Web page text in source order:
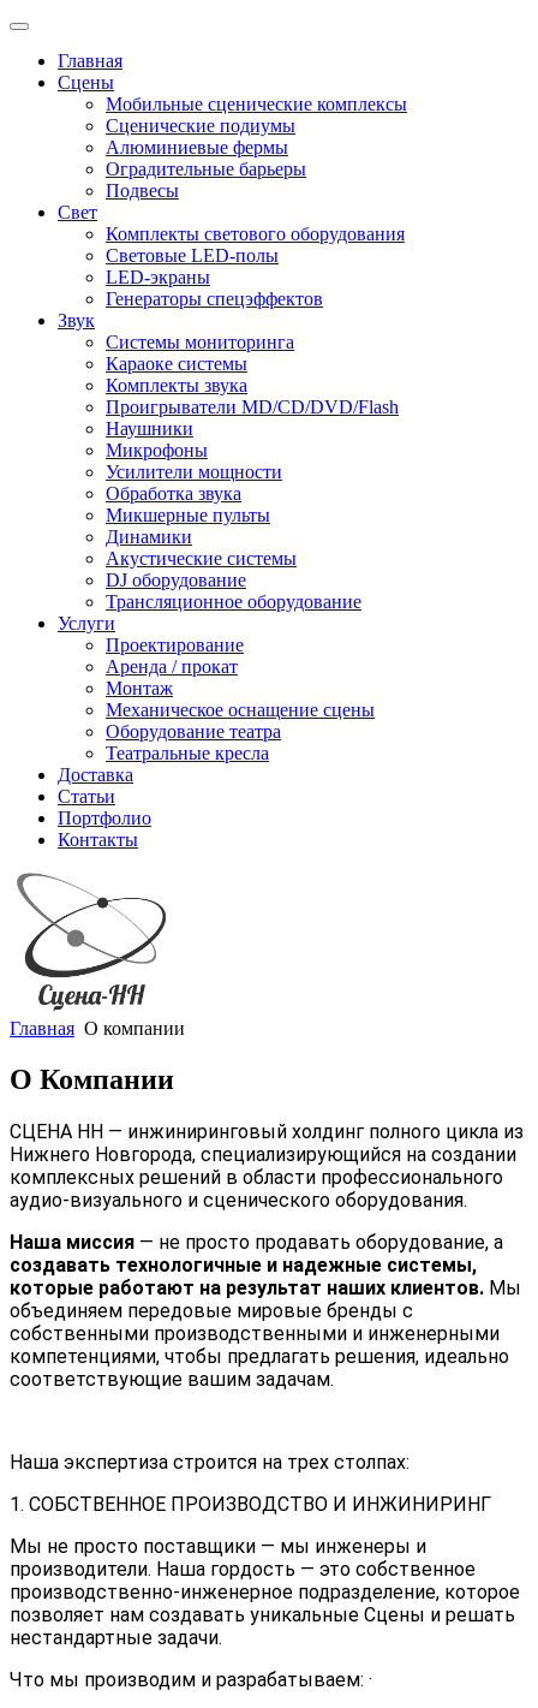
Главная
Сцены
Мобильные сценические комплексы
Сценические подиумы
Алюминиевые фермы
Оградительные барьеры
Подвесы
Свет
Комплекты светового оборудования
Световые LED-полы
LED-экраны
Генераторы спецэффектов
Звук
Системы мониторинга
Караоке системы
Комплекты звука
Проигрыватели MD/CD/DVD/Flash
Наушники
Микрофоны
Усилители мощности
Обработка звука
Микшерные пульты
Динамики
Акустические системы
DJ оборудование
Трансляционное оборудование
Услуги
Проектирование
Аренда / прокат
Монтаж
Механическое оснащение сцены
Оборудование театра
Театральные кресла
Доставка
Статьи
Портфолио
Контакты
Главная О компании
О Компании
СЦЕНА НН — инжиниринговый холдинг полного цикла из
Нижнего Новгорода, специализирующийся на создании
комплексных решений в области профессионального
аудио-визуального и сценического оборудования.
Наша миссия — не просто продавать оборудование, а
создавать технологичные и надежные системы,
которые работают на результат наших клиентов. Мы
объединяем передовые мировые бренды с
собственными производственными и инженерными
компетенциями, чтобы предлагать решения, идеально
соответствующие вашим задачам.
Наша экспертиза строится на трех столпах:
1. СОБСТВЕННОЕ ПРОИЗВОДСТВО И ИНЖИНИРИНГ
Мы не просто поставщики — мы инженеры и
производители. Наша гордость — это собственное
производственно-инженерное подразделение, которое
позволяет нам создавать уникальные Сцены и решать
нестандартные задачи.
Что мы производим и разрабатываем: ·